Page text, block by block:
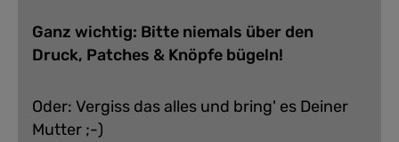
Ganz wichtig: Bitte niemals über den
Druck, Patches & Knöpfe bügeln!
Oder: Vergiss das alles und bring' es Deiner
Mutter ;-)